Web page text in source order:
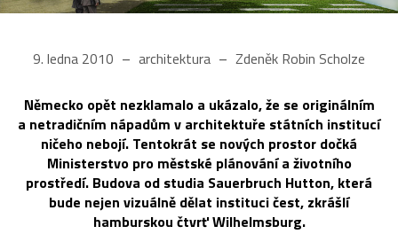
9. ledna 2010 architektura Zdeněk Robin Scholze
Německo opět nezklamalo a ukázalo, že se originálním
a netradičním nápadům v architektuře státních institucí
ničeho nebojí. Tentokrát se nových prostor dočká
Ministerstvo pro městské plánování a životního
prostředí. Budova od studia Sauerbruch Hutton, která
bude nejen vizuálně dělat instituci čest, zkrášlí
hamburskou čtvrť Wilhelmsburg.